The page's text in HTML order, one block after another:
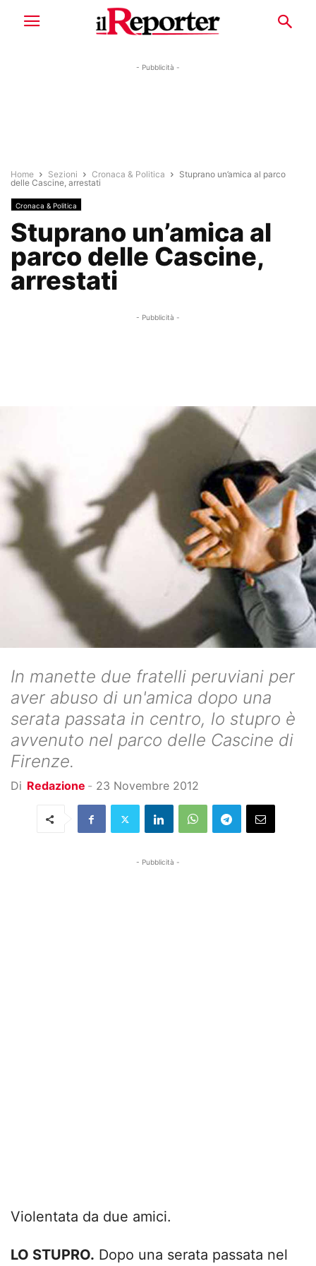
- Pubblicità -
Home Sezioni Cronaca & Politica
Stuprano un’amica al parco
delle Cascine, arrestati
Cronaca & Politica
Stuprano un’amica al
parco delle Cascine,
arrestati
- Pubblicità -
In manette due fratelli peruviani per
aver abuso di un'amica dopo una
serata passata in centro, lo stupro è
avvenuto nel parco delle Cascine di
Firenze.
Di Redazione - 23 Novembre 2012
- Pubblicità -
Violentata da due amici.
LO STUPRO. Dopo una serata passata nel